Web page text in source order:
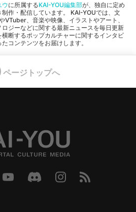
ウに所属するKAI-YOU編集部が、独自に定め
制作・配信しています。 KAI-YOUでは、文
VTuber、音楽や映像、イラストやアート、
ジーなどに関する最新ニュースを毎日更新
断するポップカルチャーに関するインタビ
コンテンツをお届けします。
ページトップへ